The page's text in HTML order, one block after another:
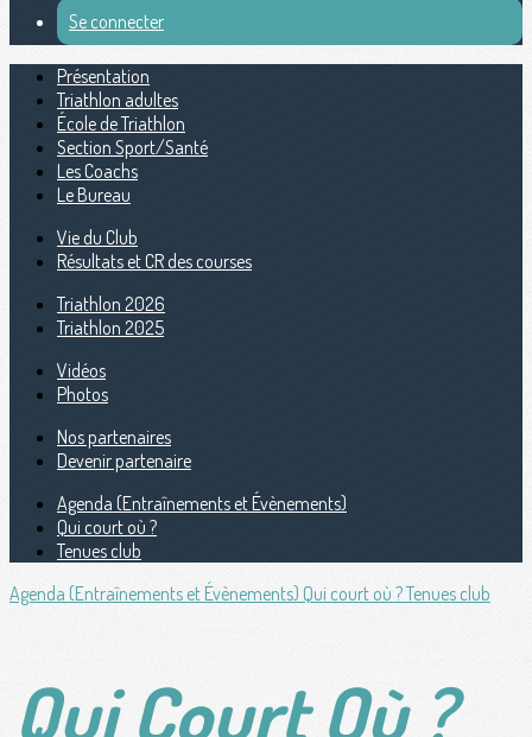
Se connecter
Présentation
Triathlon adultes
École de Triathlon
Section Sport/Santé
Les Coachs
Le Bureau
Vie du Club
Résultats et CR des courses
Triathlon 2026
Triathlon 2025
Vidéos
Photos
Nos partenaires
Devenir partenaire
Agenda (Entraînements et Évènements)
Qui court où ?
Tenues club
Agenda (Entraînements et Évènements) Qui court où ?Tenues club
Qui Court Où ?